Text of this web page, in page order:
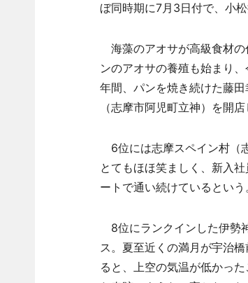
ぼ同時期に7月3日付で、小
海藻のアオサが高級食材の
ンのアオサの養殖も始まり
年間、パンを焼き続けた藤
（志摩市阿児町立神）を開
6位には志摩スペイン村（
とてもほほ笑ましく、新入
ートで通い続けているという
8位にランクインした伊勢
ス。夏至近くの満月が宇治
ると、上空の気温が低かっ